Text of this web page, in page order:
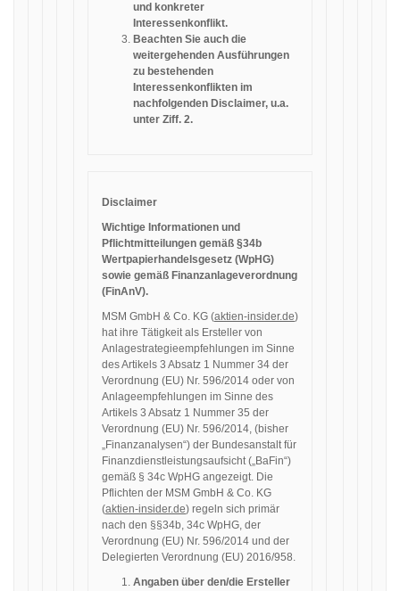
und konkreter
Interessenkonflikt.
Beachten Sie auch die
weitergehenden Ausführungen
zu bestehenden
Interessenkonflikten im
nachfolgenden Disclaimer, u.a.
unter Ziff. 2.
Disclaimer
Wichtige Informationen und
Pflichtmitteilungen gemäß §34b
Wertpapierhandelsgesetz (WpHG)
sowie gemäß Finanzanlageverordnung
(FinAnV).
MSM GmbH & Co. KG (aktien-insider.de)
hat ihre Tätigkeit als Ersteller von
Anlagestrategieempfehlungen im Sinne
des Artikels 3 Absatz 1 Nummer 34 der
Verordnung (EU) Nr. 596/2014 oder von
Anlageempfehlungen im Sinne des
Artikels 3 Absatz 1 Nummer 35 der
Verordnung (EU) Nr. 596/2014, (bisher
„Finanzanalysen“) der Bundesanstalt für
Finanzdienstleistungsaufsicht („BaFin“)
gemäß § 34c WpHG angezeigt. Die
Pflichten der MSM GmbH & Co. KG
(aktien-insider.de) regeln sich primär
nach den §§34b, 34c WpHG, der
Verordnung (EU) Nr. 596/2014 und der
Delegierten Verordnung (EU) 2016/958.
Angaben über den/die Ersteller